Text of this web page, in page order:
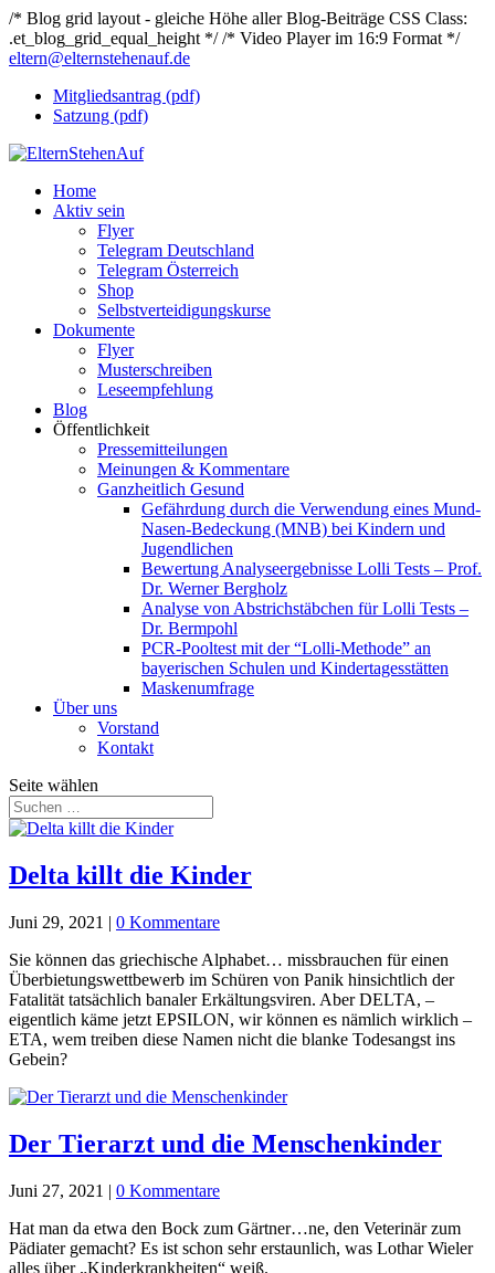
/* Blog grid layout - gleiche Höhe aller Blog-Beiträge CSS Class:
.et_blog_grid_equal_height *//* Video Player im 16:9 Format */
eltern@elternstehenauf.de
Mitgliedsantrag (pdf)
Satzung (pdf)
Home
Aktiv sein
Flyer
Telegram Deutschland
Telegram Österreich
Shop
Selbstverteidigungskurse
Dokumente
Flyer
Musterschreiben
Leseempfehlung
Blog
Öffentlichkeit
Pressemitteilungen
Meinungen & Kommentare
Ganzheitlich Gesund
Gefährdung durch die Verwendung eines Mund-
Nasen-Bedeckung (MNB) bei Kindern und
Jugendlichen
Bewertung Analyseergebnisse Lolli Tests – Prof.
Dr. Werner Bergholz
Analyse von Abstrichstäbchen für Lolli Tests –
Dr. Bermpohl
PCR-Pooltest mit der “Lolli-Methode” an
bayerischen Schulen und Kindertagesstätten
Maskenumfrage
Über uns
Vorstand
Kontakt
Seite wählen
Delta killt die Kinder
Juni 29, 2021 | 0 Kommentare
Sie können das griechische Alphabet… missbrauchen für einen
Überbietungswettbewerb im Schüren von Panik hinsichtlich der
Fatalität tatsächlich banaler Erkältungsviren. Aber DELTA, –
eigentlich käme jetzt EPSILON, wir können es nämlich wirklich –
ETA, wem treiben diese Namen nicht die blanke Todesangst ins
Gebein?
Der Tierarzt und die Menschenkinder
Juni 27, 2021 | 0 Kommentare
Hat man da etwa den Bock zum Gärtner…ne, den Veterinär zum
Pädiater gemacht? Es ist schon sehr erstaunlich, was Lothar Wieler
alles über „Kinderkrankheiten“ weiß.